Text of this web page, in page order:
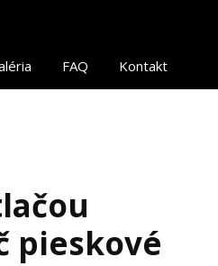
FAQ Kontakt
pieskové